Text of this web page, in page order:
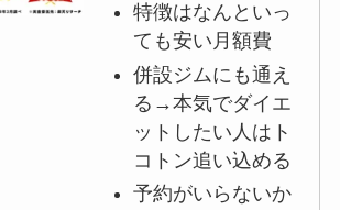
特徴はなんといっ
ても安い月額費
併設ジムにも通え
る→本気でダイエ
ットしたい人はト
コトン追い込める
予約がいらないか